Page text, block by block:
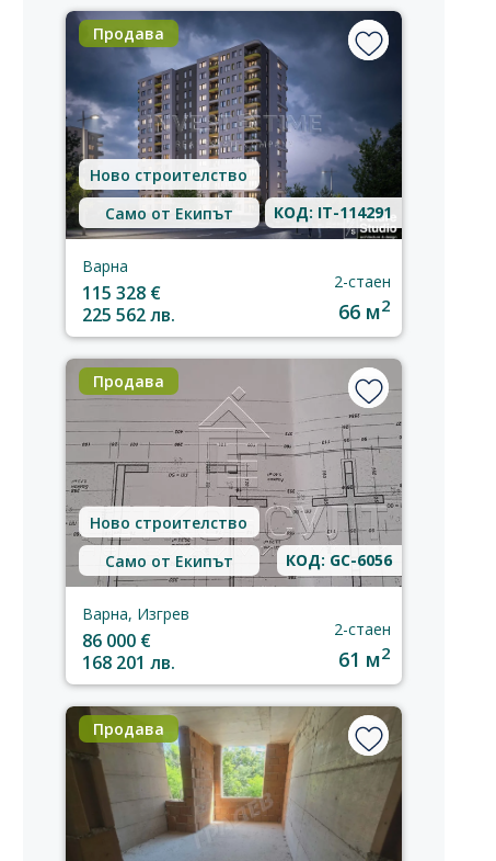
Продава
Ново строителство
Само от Екипът
КОД: IT-114291
Варна
115 328 €
225 562 лв.
2-стаен
66 м2
Продава
Ново строителство
Само от Екипът
КОД: GC-6056
Варна, Изгрев
86 000 €
168 201 лв.
2-стаен
61 м2
Продава